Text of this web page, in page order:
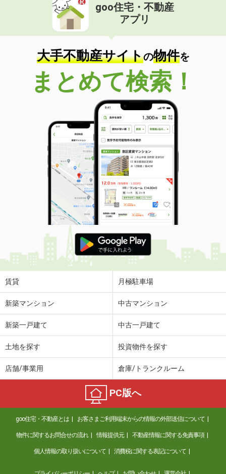
価 格
住 所
栃木県下野市上大領
専有面積 64.4m²
間取り
2LDK
栃木県宇都宮市宮原３
価 格
5.90万円
栃木県宇都宮市宮原３
43.36m²
間取り
1LDK
栃木県鹿沼市貝島町
価 格
5.50万円
住 所
栃木県鹿沼市貝島町
専有面積 46.09m²
間取り
1LDK
栃木県宇都宮市針ヶ谷町
価 格
4.50万円
住 所
栃木県宇都宮市針ヶ谷町
専有面積
栃木県下都賀郡壬生町至宝３丁目
15.20万円
栃木県宇都宮市江曽島１丁目
4.90万円
住 所
栃木県宇都宮市江曽島１丁目
専有面積 46.6m²
間取り
2DK
栃木県佐野市若松町
goo住宅・不動産
アプリ
大手不動産サイトの物件を
まとめて検索！
賃貸 月極駐車場
新築マンション 中古マンション
新築一戸建て 中古一戸建て
土地を探す 投資物件を探す
店舗/事業用 倉庫/トランクルーム
PC版へ
goo住宅・不動産とは お客さまご利用端末からの情報の外部送信について
物件に関するお問合せの流れ 情報提供元 不動産情報に関する免責事項
個人情報の取り扱いについて 消費税に関する表記について